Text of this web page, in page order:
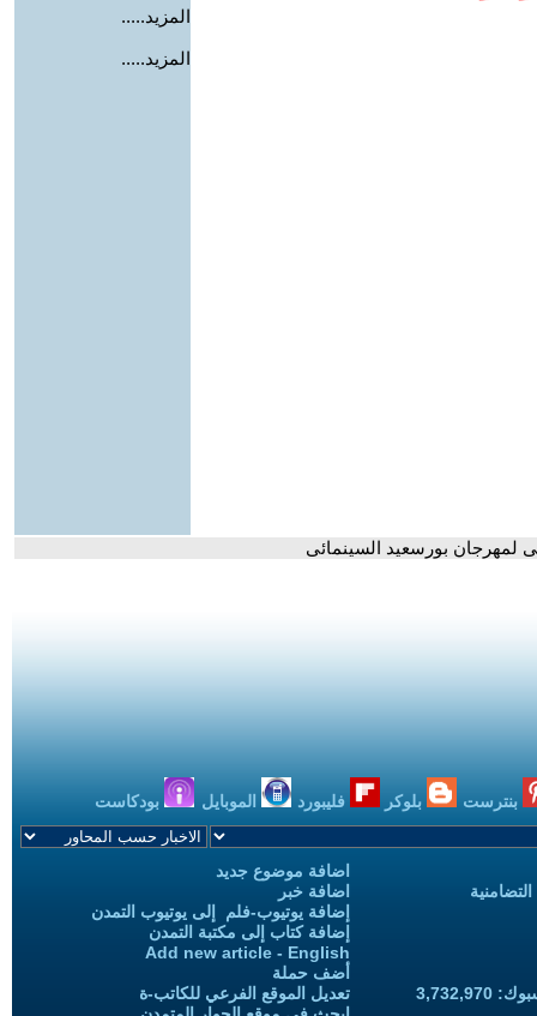
المزيد.....
المزيد.....
لمهرجان بورسعيد السينمائى
بنترست بلوكر فليبورد الموبايل بودكاست
اضافة موضوع جديد
اضافة خبر
إضافة يوتيوب-فلم إلى يوتيوب التمدن
إضافة كتاب إلى مكتبة التمدن
Add new article - English
أضف حملة
تعديل الموقع الفرعي للكاتب-ة